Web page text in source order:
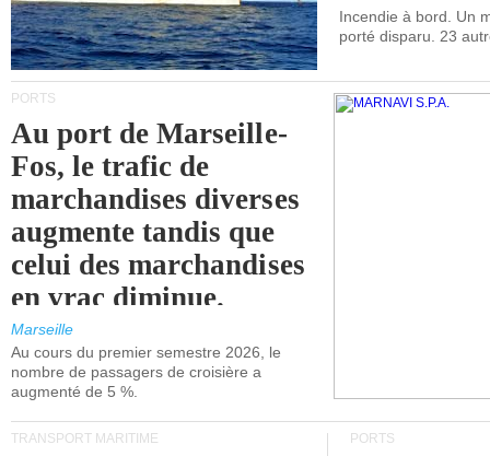
Incendie à bord. Un
porté disparu. 23
PORTS
Au port de Marseille-
Fos, le trafic de
marchandises diverses
augmente tandis que
celui des marchandises
en vrac diminue.
Marseille
Au cours du premier semestre 2026, le
nombre de passagers de croisière a
augmenté de 5 %.
TRANSPORT MARITIME PORTS